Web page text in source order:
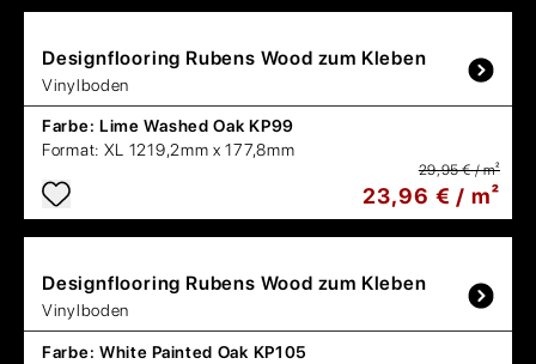
Designflooring Rubens Wood zum Kleben
Vinylboden
Farbe: Lime Washed Oak KP99
Format: XL 1219,2mm x 177,8mm
29,95 € / m²
23,96 € / m²
Designflooring Rubens Wood zum Kleben
Vinylboden
Farbe: White Painted Oak KP105